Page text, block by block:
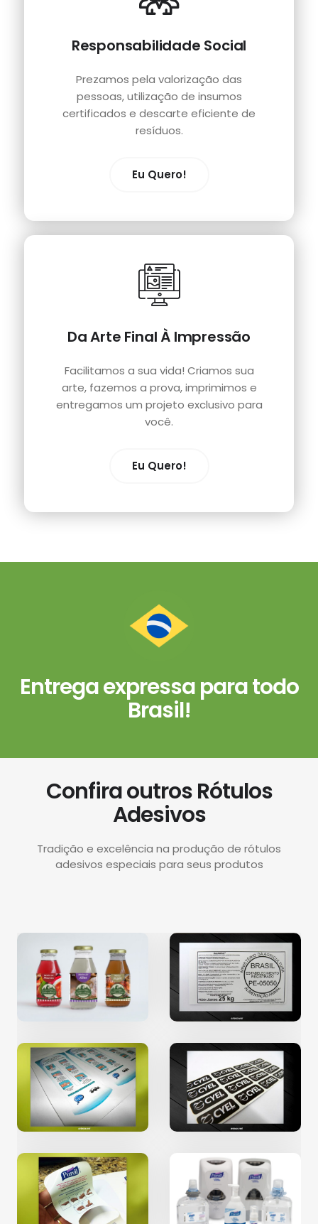
Responsabilidade Social
Prezamos pela valorização das
pessoas, utilização de insumos
certificados e descarte eficiente de
resíduos.
Eu Quero!
Da Arte Final À Impressão
Facilitamos a sua vida! Criamos sua
arte, fazemos a prova, imprimimos e
entregamos um projeto exclusivo para
você.
Eu Quero!
Entrega expressa para todo
Brasil!
Confira outros Rótulos
Adesivos
Tradição e excelência na produção de rótulos
adesivos especiais para seus produtos